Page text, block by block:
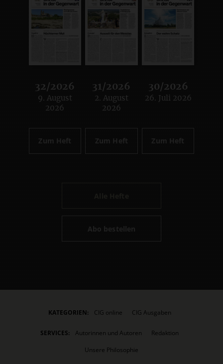
32/2026
:
9. August
2026
Zum Heft
31/2026
:
2. August
2026
Zum Heft
30/2026
:
26. Juli 2026
Zum Heft
Abo bestellen
KATEGORIEN: CIG online CIG Ausgaben
SERVICES: Autorinnen und Autoren
Redaktion
Unsere Philosophie